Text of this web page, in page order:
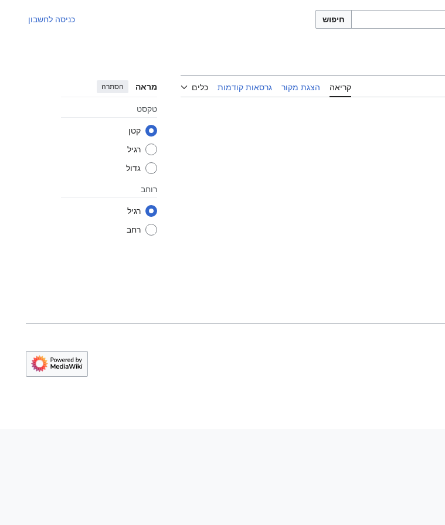
חיפוש כניסה לחשבון
קריאה הצגת מקור גרסאות קודמות כלים מראה הסתרה
טקסט
קטן
רגיל
גדול
רוחב
רגיל
רחב